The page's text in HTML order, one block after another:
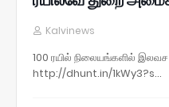
Kalvinews
100 ரயில் நிலையங்களில்
http://dhunt.in/1kWy3?s…